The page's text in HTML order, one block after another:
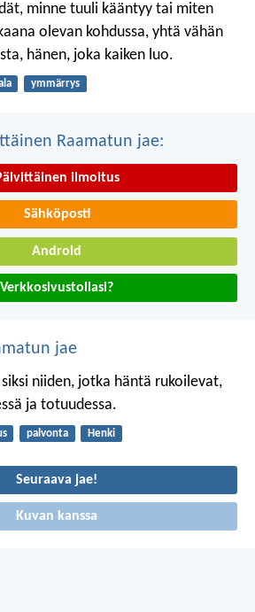
minne tuuli kääntyy tai miten
olevan kohdussa, yhtä vähän
hänen, joka kaiken luo.
ymmärrys
Raamatun jae:
ilmoitus
Sähköposti
Android
Verkkosivustollasi?
jae
niiden, jotka häntä rukoilevat,
ja totuudessa.
palvonta Henki
Seuraava jae!
Kuvan kanssa